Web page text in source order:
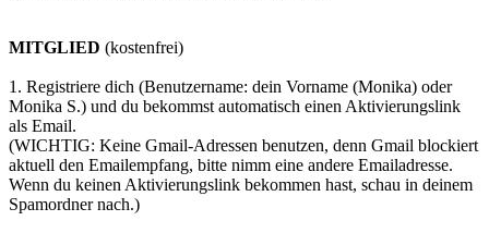
MITGLIED (kostenfrei)
1. Registriere dich (Benutzername: dein Vorname (Monika) oder
Monika S.) und du bekommst automatisch einen Aktivierungslink
als Email.
(WICHTIG: Keine Gmail-Adressen benutzen, denn Gmail blockiert
aktuell den Emailempfang, bitte nimm eine andere Emailadresse.
Wenn du keinen Aktivierungslink bekommen hast, schau in deinem
Spamordner nach.)